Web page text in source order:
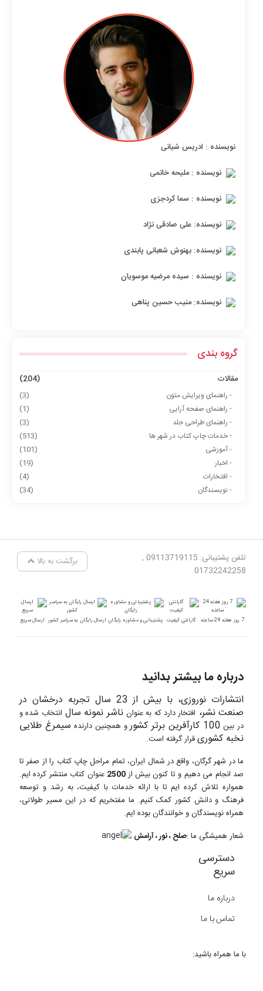
نویسنده : ادریس شیانی
نویسنده : ملیحه خاتمی
نویسنده : سما کردجزی
نویسنده: علی صادقی نژاد
نویسنده: بهنوش شعبانی پابندی
نویسنده : سیده مرضیه موسویان
نویسنده: منیب حسین‌ پناهی
گروه بندی
مقالات (204)
- راهنمای ویرایش متون
(3)
- راهنمای صفحه آرایی
(1)
- راهنمای طراحی جلد
(3)
- خدمات چاپ کتاب در شهر ها
(513)
- آموزشی
(101)
- اخبار
(19)
- افتخارات
(4)
- نویسندگان
(34)
تلفن پشتیبانی: 09113719115 ,
01732242258
برگشت به بالا
7 روز هفته 24 ساعته گارانتی کیفیت پشتیبانی و مشاوره رایگان ارسال رایگان به سراسر کشور ارسال سریع
درباره ما بیشتر بدانید
انتشارات نوروزی، با بیش از 23 سال تجربه درخشان در
صنعت نشر، افتخار دارد که به عنوانناشر نمونه سال انتخاب شده و
در بین 100 کارآفرین برتر کشور و همچنین دارنده سیمرغ طلایی
نخبه کشوریقرار گرفته است.
ما در شهر گرگان، واقع در شمال ایران، تمام مراحل چاپ کتاب را از صفر تا
صد انجام می دهیم و تا کنون بیش از
عنوان کتاب منتشر کرده ایم.
همواره تلاش کرده ایم تا با ارائه خدمات با کیفیت، به رشد و توسعه
فرهنگ و دانش کشور کمک کنیم. ما مفتخریم که در این مسیر طولانی،
همراه نویسندگان و خوانندگان بوده ایم.
شعار همیشگی ما :صلح ، نور ، آرامش
دسترسی
سریع
درباره ما
تماس با ما
با ما همراه باشید: